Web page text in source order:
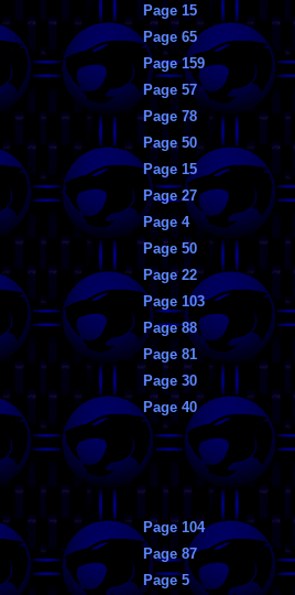
Page 15
Page 65
Page 159
Page 57
Page 78
Page 50
Page 15
Page 27
Page 4
Page 50
Page 22
Page 103
Page 88
Page 81
Page 30
Page 40
Page 104
Page 87
Page 5